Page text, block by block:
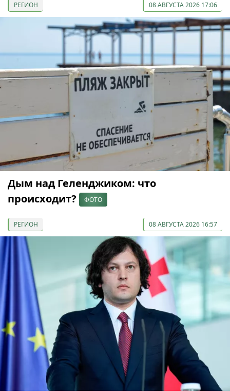
РЕГИОН 08 АВГУСТА 2026 17:06
Дым над Геленджиком: что
происходит?
ФОТО
РЕГИОН 08 АВГУСТА 2026 16:57